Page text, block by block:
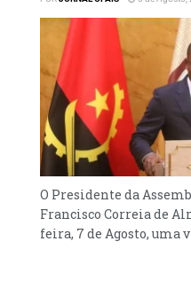
O Presidente da
Francisco Correia de
feira, 7 de Agosto, uma